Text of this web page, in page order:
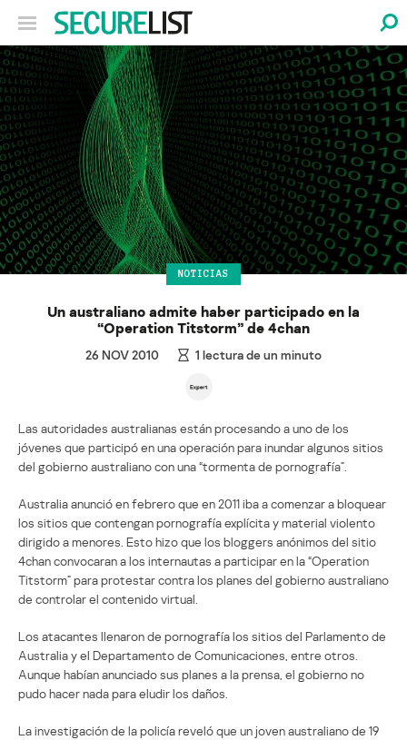
NOTICIAS
Un australiano admite haber participado en la
“Operation Titstorm” de 4chan
26 NOV 2010 1 lectura de un minuto
Las autoridades australianas están procesando a uno de los
jóvenes que participó en una operación para inundar algunos sitios
del gobierno australiano con una “tormenta de pornografía”.
Australia anunció en febrero que en 2011 iba a comenzar a bloquear
los sitios que contengan pornografía explícita y material violento
dirigido a menores. Esto hizo que los bloggers anónimos del sitio
4chan convocaran a los internautas a participar en la “Operation
Titstorm” para protestar contra los planes del gobierno australiano
de controlar el contenido virtual.
Los atacantes llenaron de pornografía los sitios del Parlamento de
Australia y el Departamento de Comunicaciones, entre otros.
Aunque habían anunciado sus planes a la prensa, el gobierno no
pudo hacer nada para eludir los daños.
La investigación de la policía reveló que un joven australiano de 19